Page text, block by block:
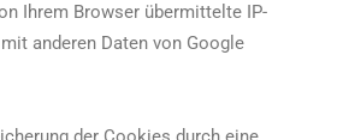
Ihrem Browser übermittelte IP-
anderen Daten von Google